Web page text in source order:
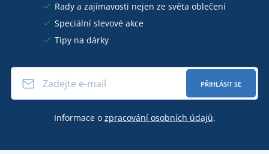
Rady a zajímavosti nejen ze světa oblečení
Speciální slevové akce
Tipy na dárky
PŘIHLÁSIT SE
Informace o zpracování osobních údajů.